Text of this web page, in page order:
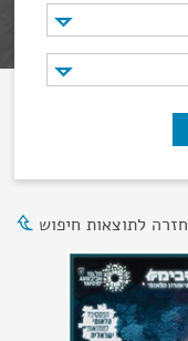
חזרה לתוצאות חיפוש